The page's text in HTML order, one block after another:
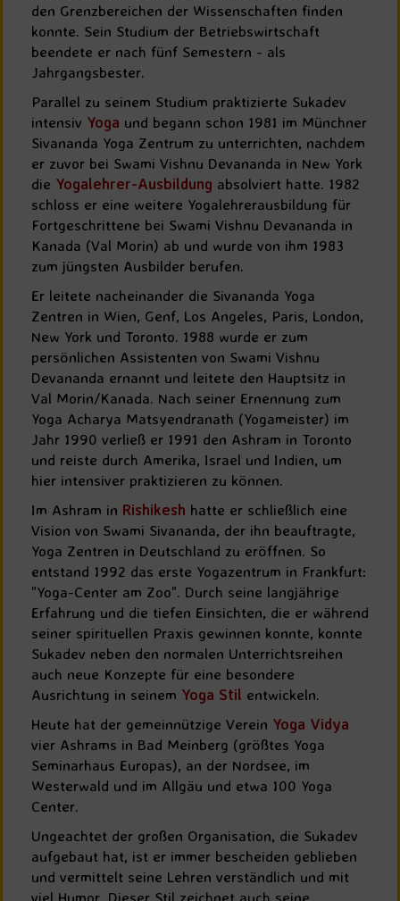
den Grenzbereichen der Wissenschaften finden
konnte. Sein Studium der Betriebswirtschaft
beendete er nach fünf Semestern - als
Jahrgangsbester.
Parallel zu seinem Studium praktizierte Sukadev
intensiv Yoga und begann schon 1981 im Münchner
Sivananda Yoga Zentrum zu unterrichten, nachdem
er zuvor bei Swami Vishnu Devananda in New York
die Yogalehrer-Ausbildung absolviert hatte. 1982
schloss er eine weitere Yogalehrerausbildung für
Fortgeschrittene bei Swami Vishnu Devananda in
Kanada (Val Morin) ab und wurde von ihm 1983
zum jüngsten Ausbilder berufen.
Er leitete nacheinander die Sivananda Yoga
Zentren in Wien, Genf, Los Angeles, Paris, London,
New York und Toronto. 1988 wurde er zum
persönlichen Assistenten von Swami Vishnu
Devananda ernannt und leitete den Hauptsitz in
Val Morin/Kanada. Nach seiner Ernennung zum
Yoga Acharya Matsyendranath (Yogameister) im
Jahr 1990 verließ er 1991 den Ashram in Toronto
und reiste durch Amerika, Israel und Indien, um
hier intensiver praktizieren zu können.
Im Ashram in Rishikesh hatte er schließlich eine
Vision von Swami Sivananda, der ihn beauftragte,
Yoga Zentren in Deutschland zu eröffnen. So
entstand 1992 das erste Yogazentrum in Frankfurt:
"Yoga-Center am Zoo". Durch seine langjährige
Erfahrung und die tiefen Einsichten, die er während
seiner spirituellen Praxis gewinnen konnte, konnte
Sukadev neben den normalen Unterrichtsreihen
auch neue Konzepte für eine besondere
Ausrichtung in seinem Yoga Stil entwickeln.
Heute hat der gemeinnützige Verein Yoga Vidya
vier Ashrams in Bad Meinberg (größtes Yoga
Seminarhaus Europas), an der Nordsee, im
Westerwald und im Allgäu und etwa 100 Yoga
Center.
Ungeachtet der großen Organisation, die Sukadev
aufgebaut hat, ist er immer bescheiden geblieben
und vermittelt seine Lehren verständlich und mit
viel Humor. Dieser Stil zeichnet auch seine